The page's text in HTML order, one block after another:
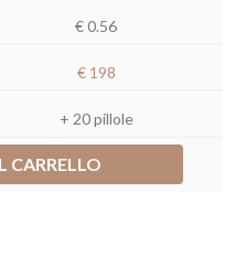
€ 0.56
€ 198
+ 20 pillole
CARRELLO